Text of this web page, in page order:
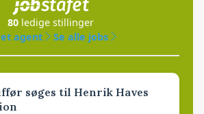
80 ledige stillinger
agent
Se alle jobs
søges til Henrik Haves